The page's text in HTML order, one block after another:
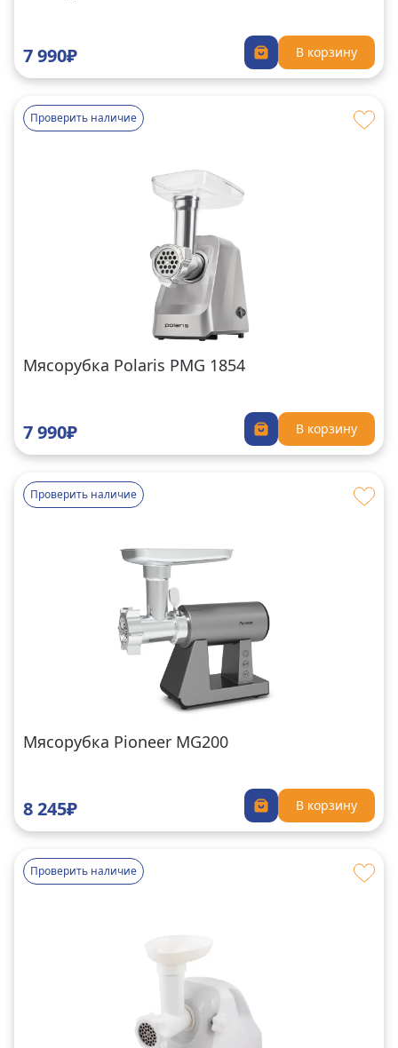
7 990₽ В корзину
Проверить наличие
Мясорубка Polaris PMG 1854
7 990₽ В корзину
Проверить наличие
Мясорубка Pioneer MG200
8 245₽ В корзину
Проверить наличие